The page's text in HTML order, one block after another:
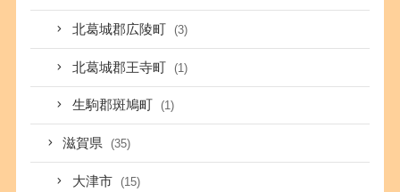
北葛城郡広陵町 (3)
北葛城郡王寺町 (1)
生駒郡斑鳩町 (1)
滋賀県 (35)
大津市 (15)